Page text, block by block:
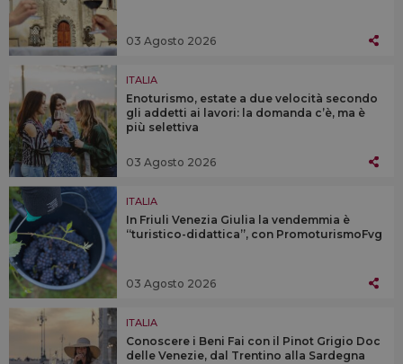
03 Agosto 2026
ITALIA
Enoturismo, estate a due velocità secondo
gli addetti ai lavori: la domanda c’è, ma è
più selettiva
03 Agosto 2026
ITALIA
In Friuli Venezia Giulia la vendemmia è
“turistico-didattica”, con PromoturismoFvg
03 Agosto 2026
ITALIA
Conoscere i Beni Fai con il Pinot Grigio Doc
delle Venezie, dal Trentino alla Sardegna